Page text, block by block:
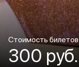
Стоимость билетов
300 руб.